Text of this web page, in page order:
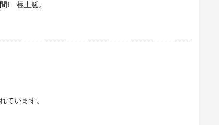
! 極上艇。
ています。